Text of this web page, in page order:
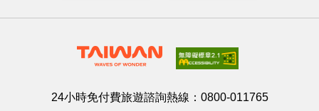
24小時免付費旅遊諮詢熱線： 0800-011765